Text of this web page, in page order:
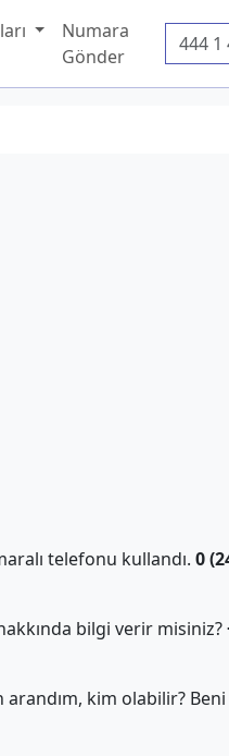
Numara
Gönder
telefonu kullandı. 0
bilgi verir misiniz?
arandım, kim olabilir? Beni